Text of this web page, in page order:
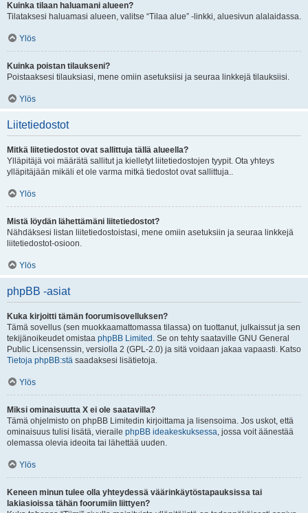
Kuinka tilaan haluamani alueen?
Tilataksesi haluamasi alueen, valitse “Tilaa alue” -linkki, aluesivun alalaidassa.
Ylös
Kuinka poistan tilaukseni?
Poistaaksesi tilauksiasi, mene omiin asetuksiisi ja seuraa linkkejä tilauksiisi.
Ylös
Liitetiedostot
Mitkä liitetiedostot ovat sallittuja tällä alueella?
Ylläpitäjä voi määrätä sallitut ja kielletyt liitetiedostojen tyypit. Ota yhteys
ylläpitäjään mikäli et ole varma mitkä tiedostot ovat sallittuja..
Ylös
Mistä löydän lähettämäni liitetiedostot?
Nähdäksesi listan liitetiedostoistasi, mene omiin asetuksiin ja seuraa linkkejä
liitetiedostot-osioon.
Ylös
phpBB -asiat
Kuka kirjoitti tämän foorumisovelluksen?
Tämä sovellus (sen muokkaamattomassa tilassa) on tuottanut, julkaissut ja sen
tekijänoikeudet omistaa phpBB Limited . Se on tehty saataville GNU General
Public Licensenssin, versiolla 2 (GPL-2.0) ja sitä voidaan jakaa vapaasti. Katso
Tietoja phpBB:stä saadaksesi lisätietoja.
Ylös
Miksi ominaisuutta X ei ole saatavilla?
Tämä ohjelmisto on phpBB Limitedin kirjoittama ja lisensoima. Jos uskot, että
ominaisuus tulisi lisätä, vieraile phpBB ideakeskuksessa, jossa voit äänestää
olemassa olevia ideoita tai lähettää uuden.
Ylös
Keneen minun tulee olla yhteydessä väärinkäytöstapauksissa tai
lakiasioissa tähän foorumiin liittyen?